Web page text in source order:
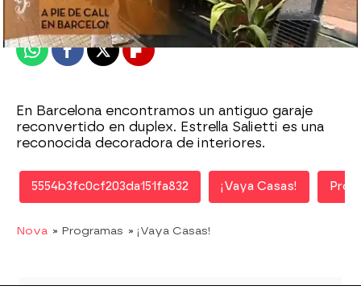
Publicado:26 de mayo de 2011, 13:14
WhatsappFacebook
X Flipboard
En Barcelona encontramos un antiguo garaje
reconvertido en duplex. Estrella Salietti es una
reconocida decoradora de interiores.
5554b3fc0cf203da151fa832 ¡Vaya Casas!
Nova » Programas » ¡Vaya Casas!